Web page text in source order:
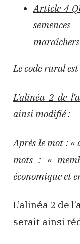
Article 4
maraîchers
Le code rural
L’alinéa 2 de
ainsi modifié:
Après le mot : «
mots : «
économique et
L’alinéa 2 de
serait ainsi